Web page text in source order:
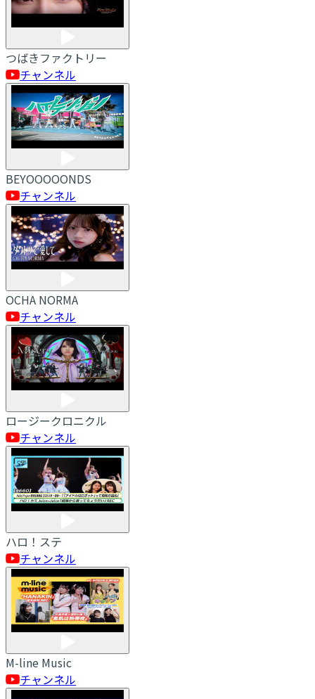
つばきファクトリー
チャンネル
BEYOOOOONDS
チャンネル
OCHA NORMA
チャンネル
ロージークロニクル
チャンネル
ハロ！ステ
チャンネル
M-line Music
チャンネル